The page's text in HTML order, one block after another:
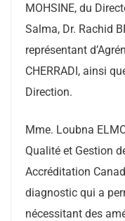
MOHSINE, du
Salma, Dr. Rachid
représentant
CHERRADI, ainsi
Direction.
Mme. Loubna
Qualité et Gestion
Accréditation
diagnostic qui a
nécessitant des